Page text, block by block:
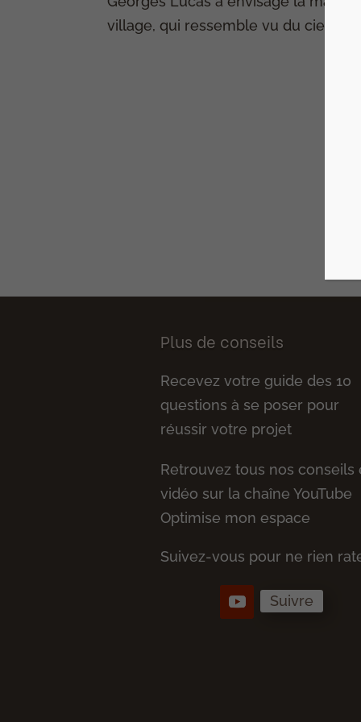
village, qui ressemble vu du ciel à
Plus de conseils
Recevez votre guide des 10
questions à se poser pour
réussir votre projet
Retrouvez tous nos conseils
vidéo sur la chaîne YouTube
Optimise mon espace
Suivez-vous pour ne rien
Suivre